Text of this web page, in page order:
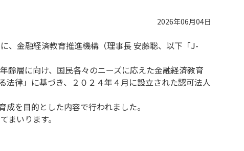
2026年06月04日
、金融経済教育推進機構（理事長 安藤聡、以下「J-
齢層に向け、国民各々のニーズに応えた金融経済教育
律」に基づき、２０２４年４月に設立された認可法人
を目的とした内容で行われました。
いります。